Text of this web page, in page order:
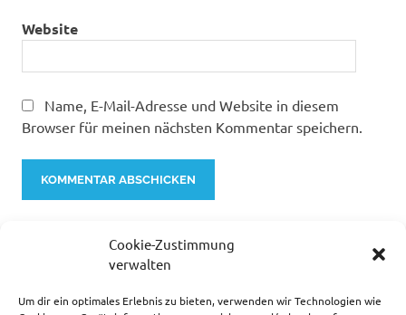
Cookie-Zustimmung
verwalten
Um dir ein optimales Erlebnis zu bieten, verwenden wir Technologien wie
Website
Name, E-Mail-Adresse und Website in diesem
Browser für meinen nächsten Kommentar speichern.